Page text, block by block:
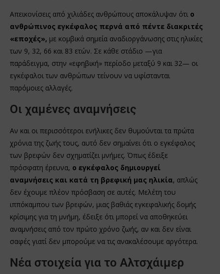
Απεικονίσεις από χιλιάδες ανθρώπους αποκάλυψαν ότι ο
ανθρώπινος εγκέφαλος περνά από πέντε διακριτές
«εποχές», με κομβικά σημεία αναδιοργάνωσης στις ηλικίες
των 9, 32, 66 και 83 ετών. Σε κάθε στάδιο —για
παράδειγμα, στην «εφηβική» περίοδο μεταξύ 9 και 32— οι
εγκέφαλοι των ανθρώπων τείνουν να υφίστανται
παρόμοιες αλλαγές.
Οι χαμένες αναμνήσεις
Αν και οι περισσότεροι ενήλικες δεν θυμούνται τα πρώτα
χρόνια της ζωής τους, αυτό δεν σημαίνει ότι ο εγκέφαλος
των βρεφών δεν σχηματίζει μνήμες. Όπως έδειξε
πρόσφατη έρευνα, ο εγκέφαλος δημιουργεί
αναμνήσεις και κατά τη βρεφική μας ηλικία, απλώς
δεν έχουμε πλέον πρόσβαση σε αυτές. Μελέτη του
ιππόκαμπου των βρεφών, μιας βαθιάς εγκεφαλικής δομής
κρίσιμης για τη μνήμη, έδειξε ότι μπορεί να αποθηκεύει
αναμνήσεις από τον πρώτο χρόνο ζωής, αν και δεν είναι
σαφές γιατί δεν μπορούμε να τις ανακαλέσουμε αργότερα.
Νέα στοιχεία για το Αλτσχάιμερ